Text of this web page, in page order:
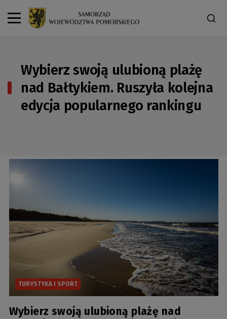
Wybierz swoją ulubioną plażę
nad Bałtykiem. Ruszyła kolejna
edycja popularnego rankingu
TURYSTYKA I SPORT
Wybierz swoją ulubioną plażę nad